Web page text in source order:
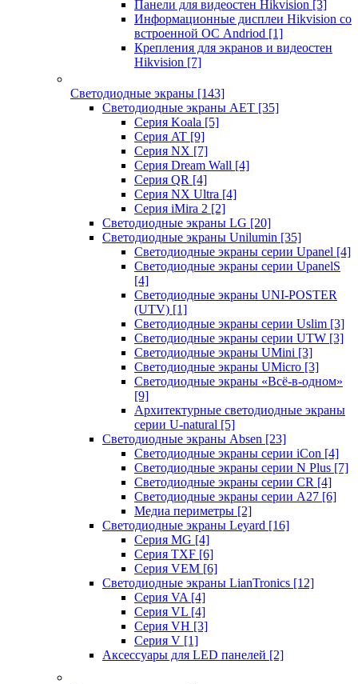
Панели для видеостен Hikvision [3]
Информационные дисплеи Hikvision со
встроенной ОС Andriod [1]
Крепления для экранов и видеостен
Hikvision [7]
Светодиодные экраны [143]
Светодиодные экраны AET [35]
Cерия Koala [5]
Серия AT [9]
Серия NX [7]
Серия Dream Wall [4]
Серия QR [4]
Серия NX Ultra [4]
Серия iMira 2 [2]
Светодиодные экраны LG [20]
Светодиодные экраны Unilumin [35]
Светодиодные экраны серии Upanel [4]
Светодиодные экраны серии UpanelS
[4]
Светодиодные экраны UNI-POSTER
(UTV) [1]
Светодиодные экраны серии Uslim [3]
Светодиодные экраны серии UTW [3]
Светодиодные экраны UMini [3]
Светодиодные экраны UMicro [3]
Светодиодные экраны «Всё-в-одном»
[9]
Архитектурные светодиодные экраны
серии U-natural [5]
Светодиодные экраны Absen [23]
Светодиодные экраны серии iCon [4]
Светодиодные экраны серии N Plus [7]
Светодиодные экраны серии CR [4]
Светодиодные экраны серии А27 [6]
Медиа периметры [2]
Светодиодные экраны Leyard [16]
Серия MG [4]
Серия TXF [6]
Серия VEM [6]
Светодиодные экраны LianTronics [12]
Серия VA [4]
Серия VL [4]
Серия VH [3]
Серия V [1]
Аксессуары для LED панелей [2]